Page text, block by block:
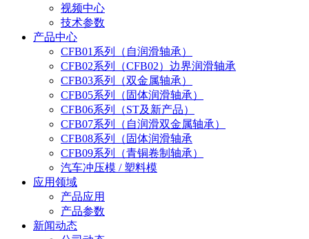
视频中心
技术参数
产品中心
CFB01系列（自润滑轴承）
CFB02系列（CFB02）边界润滑轴承
CFB03系列（双金属轴承）
CFB05系列（固体润滑轴承）
CFB06系列（ST及新产品）
CFB07系列（自润滑双金属轴承）
CFB08系列（固体润滑轴承
CFB09系列（青铜卷制轴承）
汽车冲压模 / 塑料模
应用领域
产品应用
产品参数
新闻动态